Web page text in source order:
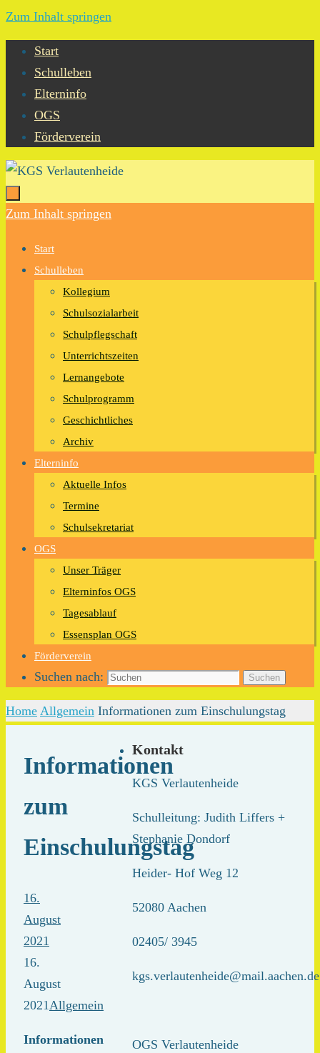
Zum Inhalt springen
Start
Schulleben
Elterninfo
OGS
Förderverein
Zum Inhalt springen
Start
Schulleben
Kollegium
Schulsozialarbeit
Schulpflegschaft
Unterrichtszeiten
Lernangebote
Schulprogramm
Geschichtliches
Archiv
Elterninfo
Aktuelle Infos
Termine
Schulsekretariat
OGS
Unser Träger
Elterninfos OGS
Tagesablauf
Essensplan OGS
Förderverein
Suchen nach: Suchen
Home Allgemein Informationen zum Einschulungstag
Informationen
zum
Einschulungstag
16.
August
2021
16.
August
2021Allgemein
Informationen
Kontakt
KGS Verlautenheide
Schulleitung: Judith Liffers +
Stephanie Dondorf
Heider- Hof Weg 12
52080 Aachen
02405/ 3945
kgs.verlautenheide@mail.aachen.de
OGS Verlautenheide